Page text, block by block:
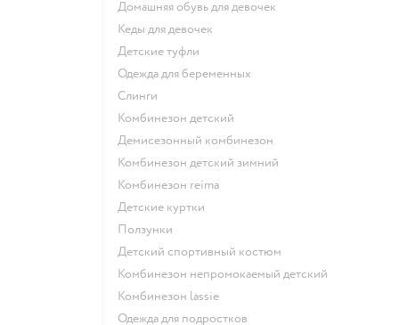
Домашняя обувь для девочек
Кеды для девочек
Детские туфли
Одежда для беременных
Слинги
Комбинезон детский
Демисезонный комбинезон
Комбинезон детский зимний
Комбинезон reima
Детские куртки
Ползунки
Детский спортивный костюм
Комбинезон непромокаемый детский
Комбинезон lassie
Одежда для подростков